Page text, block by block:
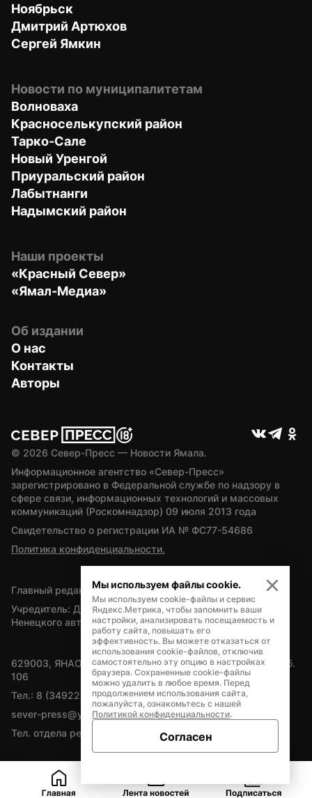
Ноябрьск
Дмитрий Артюхов
Сергей Ямкин
Новости по муниципалитетам
Волноваха
Красноселькупский район
Тарко-Сале
Новый Уренгой
Приуральский район
Лабытнанги
Надымский район
Наши проекты
«Красный Север»
«Ямал-Медиа»
Об издании
О нас
Контакты
Авторы
© 2026 Север-Пресс — Новости Ямала.
Информационное агентство «Север-Пресс»
зарегистрировано в Федеральной службе по надзору в
сфере связи, информационных технологий и массовых
коммуникаций (Роскомнадзор) 09 июля 2013 года
Свидетельство о регистрации ИА № ФС77-54686
Политика конфиденциальности.
Главный редактор — А.Л. Поздеев
Учредитель: Департамент внутренней политики Ямало-
Ненецкого автономного округа
629003, ЯНАО, Салехард, мкр. Богдана Кнунянца, д.1, каб.
106
Тел.: 8 (34922) 71262
sever-press@yamal-media.ru
Тел. отдела рекламы: 8 (34922) 42728
Мы используем файлы cookie.
Мы используем cookie-файлы и сервис
Яндекс.Метрика, чтобы запомнить ваши
настройки, анализировать посещаемость и
работу сайта, повышать его
эффективность. Вы можете отказаться от
использования cookie-файлов, отключив
самостоятельно эту опцию в настройках
браузера. Сохраненные cookie-файлы
можно удалить в любое время. Перед
продолжением использования сайта,
пожалуйста, ознакомьтесь с нашей
Политикой конфиденциальности.
Согласен